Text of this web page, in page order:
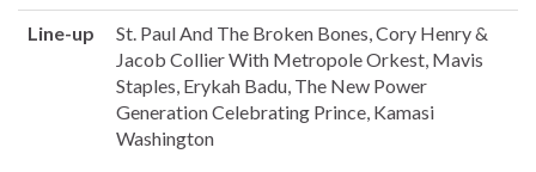
Line-up
St. Paul And The Broken Bones, Cory Henry &
Jacob Collier With Metropole Orkest, Mavis
Staples, Erykah Badu, The New Power
Generation Celebrating Prince, Kamasi
Washington